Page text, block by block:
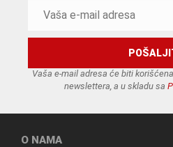
Vaša e-mail adresa će biti
newslettera, a u skladu sa
O NAMA